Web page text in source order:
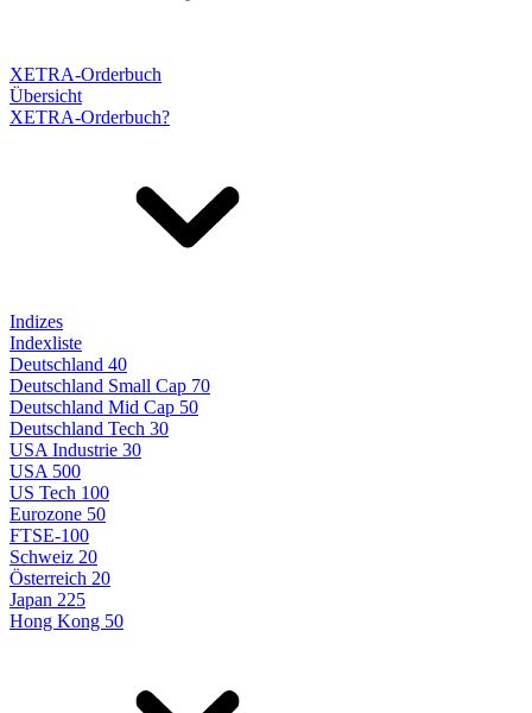
XETRA-Orderbuch
Übersicht
XETRA-Orderbuch?
Indizes
Indexliste
Deutschland 40
Deutschland Small Cap 70
Deutschland Mid Cap 50
Deutschland Tech 30
USA Industrie 30
USA 500
US Tech 100
Eurozone 50
FTSE-100
Schweiz 20
Österreich 20
Japan 225
Hong Kong 50